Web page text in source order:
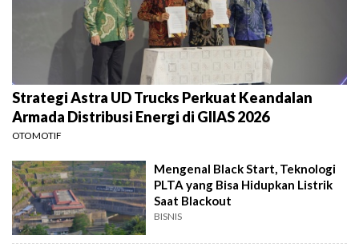
Strategi Astra UD Trucks Perkuat Keandalan
Armada Distribusi Energi di GIIAS 2026
OTOMOTIF
Mengenal Black Start, Teknologi
PLTA yang Bisa Hidupkan Listrik
Saat Blackout
BISNIS